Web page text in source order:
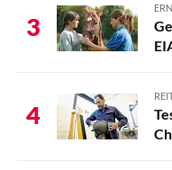
3
4